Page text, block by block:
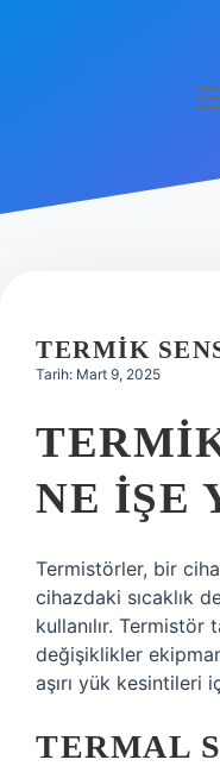
Hakkımızda
TERMIK
Tarih: Mart 9, 2025
NE IŞE
Termistörler, bir
cihazdaki sıcaklık
kullanılır. Termistör
değişiklikler
aşırı yük kesintileri
TERMAL